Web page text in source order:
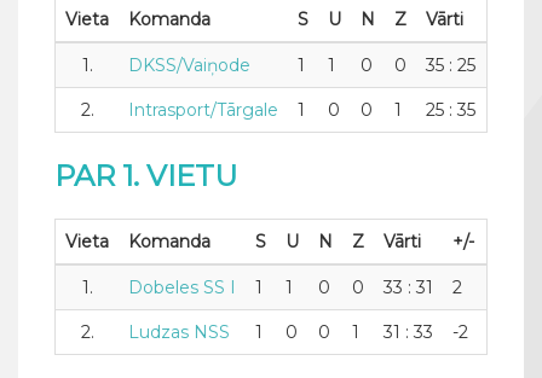
Vieta Komanda S U N Z Vārti
1. DKSS/Vaiņode 1 1 0 0 35 : 25
2. Intrasport/Tārgale 1 0 0 1 25 : 35
PAR 1. VIETU
Vieta Komanda S U N Z Vārti +/-
1. Dobeles SS I 1 1 0 0 33 : 31 2
2. Ludzas NSS 1 0 0 1 31 : 33 -2